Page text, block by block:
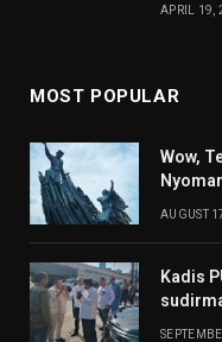
APRIL 19,
MOST POPULAR
Wow,
AUGUST
Kadis